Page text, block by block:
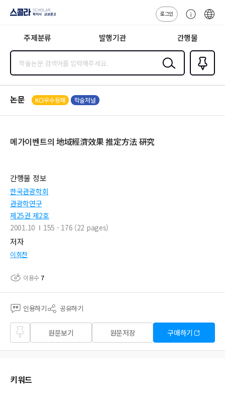
지사·교보문고
로그인
센
주제분류 발행기관 간행물
검색
즐겨찾
기0
논문 KCI우수등재 학술저널
메가이벤트의 地域經濟效果 推定方法 硏究
간행물 정보
한국관광학회
관광학연구
제25권 제2호
2001.10
155 - 176 (22 pages)
저자
이희찬
이용수 7
인용하기 공유하기
즐겨
찾기
원문보기 원문저장 구매하기
키워드